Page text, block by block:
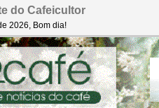
do Cafeicultor
2026, Bom dia!